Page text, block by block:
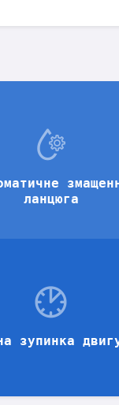
ланцюга
зупинка